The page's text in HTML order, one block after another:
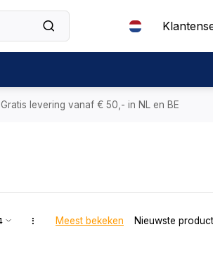
Gratis levering vanaf € 50,- in NL en BE
Meest bekeken Nieuwste